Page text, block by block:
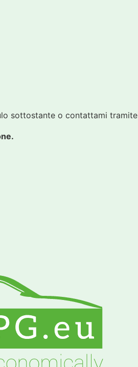
sottostante o contattami tramite